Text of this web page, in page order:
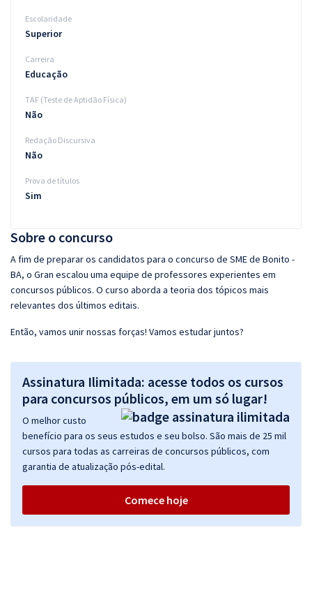
Sobre o concurso
A fim de preparar os candidatos para o concurso de SME de Bonito -
BA, o Gran escalou uma equipe de professores experientes em
concursos públicos. O curso aborda a teoria dos tópicos mais
relevantes dos últimos editais.
Então, vamos unir nossas forças! Vamos estudar juntos?
Assinatura Ilimitada: acesse todos os cursos
para concursos públicos, em um só lugar!
O melhor custo
benefício para os seus estudos e seu bolso. São mais de 25 mil
cursos para todas as carreiras de concursos públicos, com
garantia de atualização pós-edital.
Comece hoje
Escolaridade
Superior
Carreira
Educação
TAF (Teste de Aptidão Física)
Não
Redação Discursiva
Não
Prova de títulos
Sim